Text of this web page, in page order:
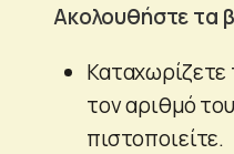
Ακολουθήστε τα
Καταχωρίζετε
τον αριθμό
πιστοποιείτε.